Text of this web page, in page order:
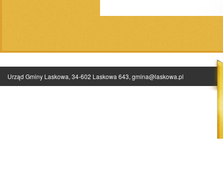
Urząd Gminy Laskowa, 34-602 Laskowa 643, gmina@laskowa.pl